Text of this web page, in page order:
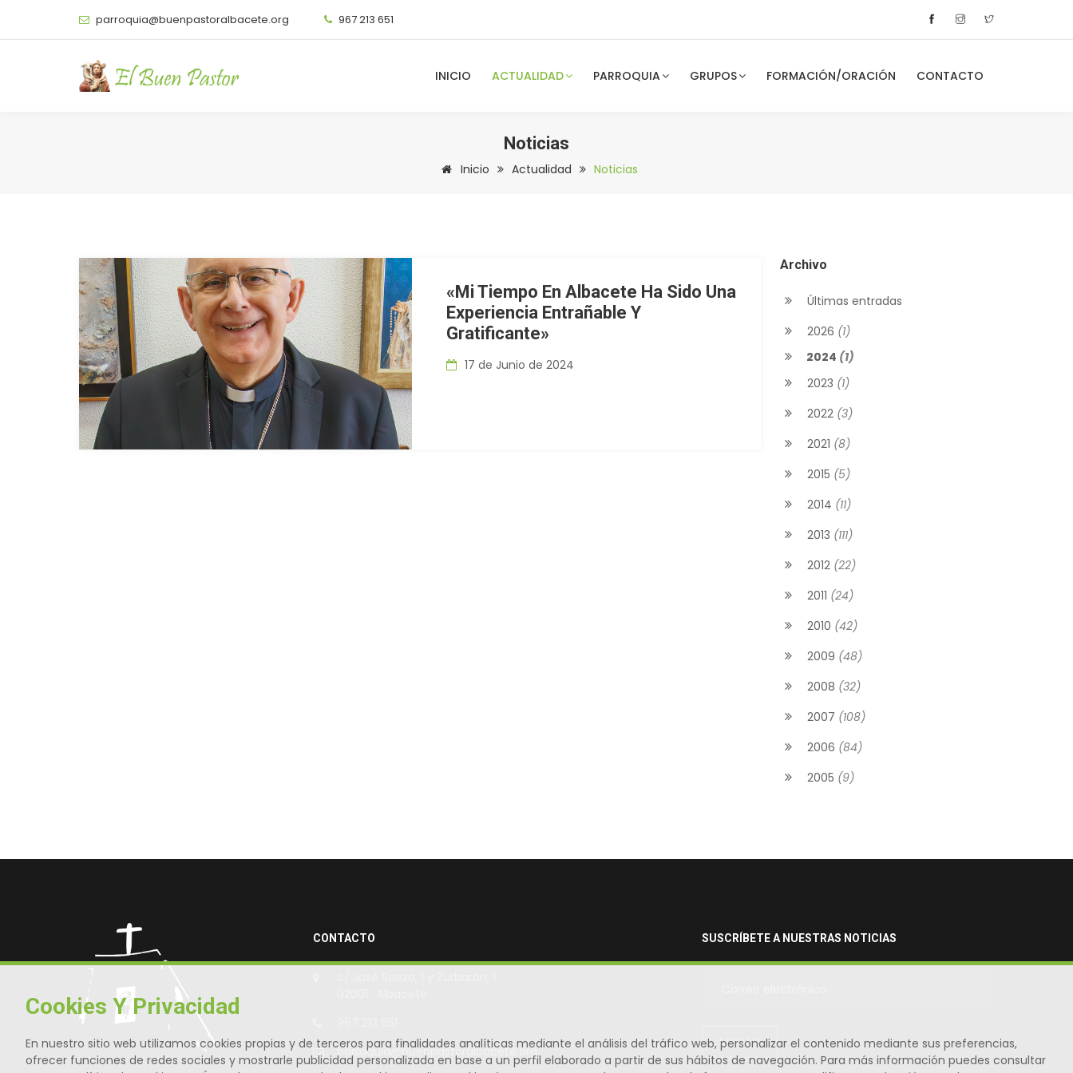
parroquia@buenpastoralbacete.org 967 213 651
INICIO ACTUALIDAD PARROQUIA GRUPOS FORMACIÓN/ORACIÓN CONTACTO
Noticias
Inicio Actualidad Noticias
«Mi Tiempo En Albacete Ha Sido Una
Experiencia Entrañable Y
Gratificante»
17 de Junio de 2024
Archivo
Últimas entradas
2026 (1)
2024 (1)
2023 (1)
2022 (3)
2021 (8)
2015 (5)
2014 (11)
2013 (111)
2012 (22)
2011 (24)
2010 (42)
2009 (48)
2008 (32)
2007 (108)
2006 (84)
2005 (9)
CONTACTO
parroquia@buenpastoralbacete.org
SUSCRÍBETE A NUESTRAS NOTICIAS
ENVIAR
Cookies Y Privacidad
En nuestro sitio web utilizamos cookies propias y de terceros para finalidades analíticas mediante el análisis del tráfico web, personalizar el contenido mediante sus preferencias,
ofrecer funciones de redes sociales y mostrarle publicidad personalizada en base a un perfil elaborado a partir de sus hábitos de navegación. Para más información puedes consultar